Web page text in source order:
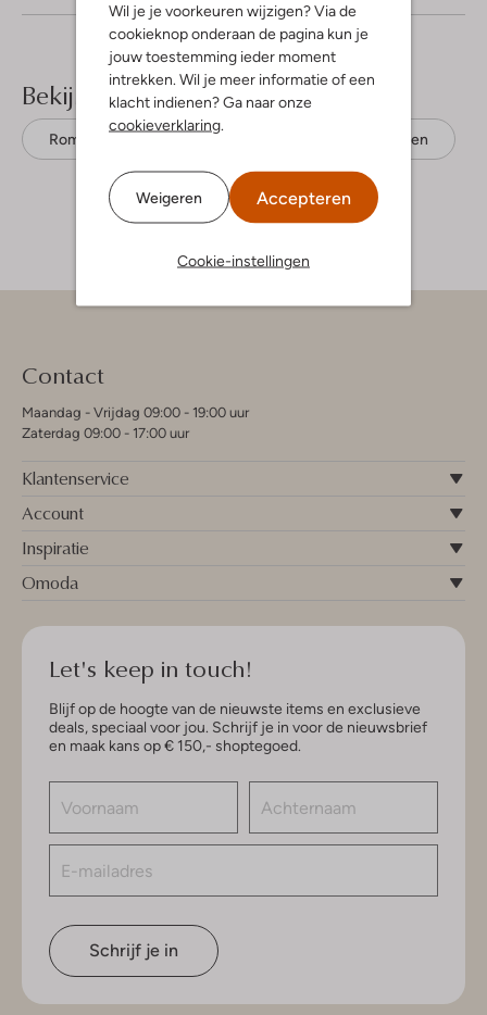
Wil je je voorkeuren wijzigen? Via de
cookieknop onderaan de pagina kun je
jouw toestemming ieder moment
intrekken. Wil je meer informatie of een
klacht indienen? Ga naar onze
cookieverklaring.
Weigeren Accepteren
Cookie-instellingen
Bekijk meer
Rompers Lil' Atelier Biologisch katoen
Contact
Maandag - Vrijdag 09:00 - 19:00 uur
Zaterdag 09:00 - 17:00 uur
Klantenservice
Account
Inspiratie
Omoda
Let's keep in touch!
Blijf op de hoogte van de nieuwste items en exclusieve
deals, speciaal voor jou. Schrijf je in voor de nieuwsbrief
en maak kans op € 150,- shoptegoed.
Schrijf je in